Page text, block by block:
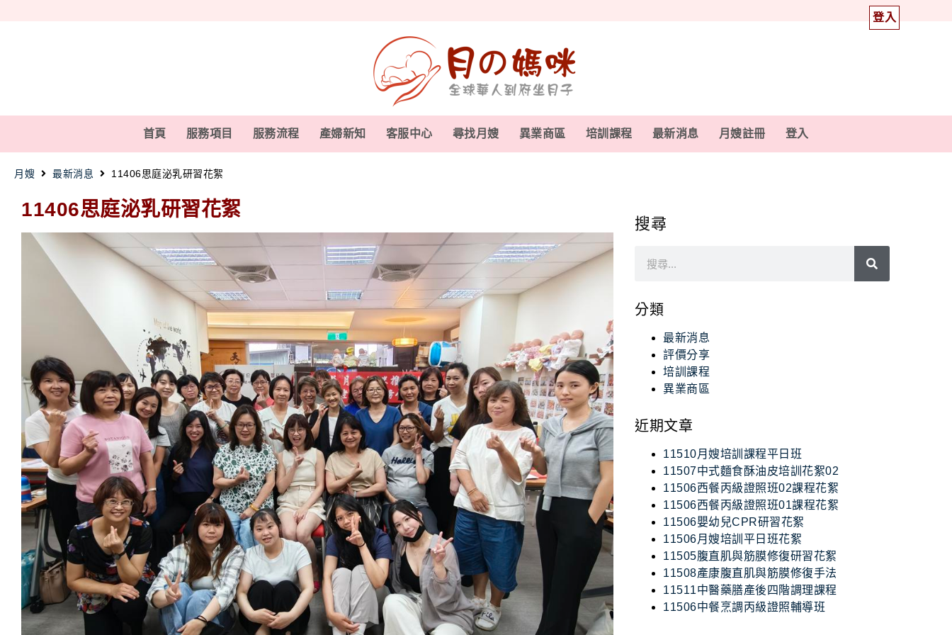
登入
首頁 服務項目 服務流程 產婦新知 客服中心 尋找月嫂 異業商區 培訓課程 最新消息 月嫂註冊 登入
月嫂 最新消息 11406思庭泌乳研習花絮
11406思庭泌乳研習花絮
搜尋
分類
最新消息
評價分享
培訓課程
異業商區
近期文章
11510月嫂培訓課程平日班
11507中式麵食酥油皮培訓花絮02
11506西餐丙級證照班02課程花絮
11506西餐丙級證照班01課程花絮
11506嬰幼兒CPR研習花絮
11506月嫂培訓平日班花絮
11505腹直肌與筋膜修復研習花絮
11508產康腹直肌與筋膜修復手法
11511中醫藥膳產後四階調理課程
11506中餐烹調丙級證照輔導班